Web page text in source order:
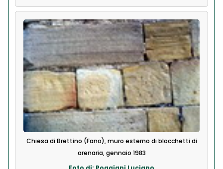
Chiesa di Brettino (Fano), muro esterno di blocchetti di
arenaria, gennaio 1983